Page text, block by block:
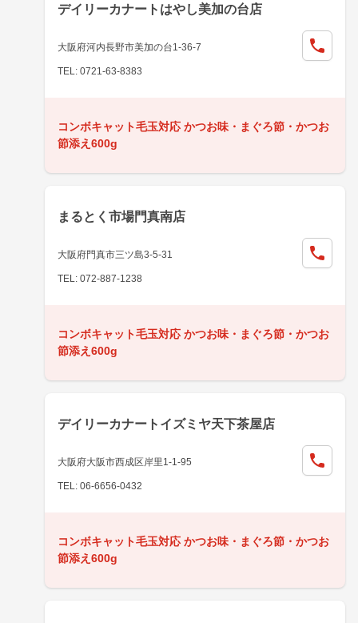
デイリーカナートはやし美加の台店
大阪府河内長野市美加の台1-36-7
TEL: 0721-63-8383
コンボキャット毛玉対応 かつお味・まぐろ節・かつお
節添え600g
まるとく市場門真南店
大阪府門真市三ツ島3-5-31
TEL: 072-887-1238
コンボキャット毛玉対応 かつお味・まぐろ節・かつお
節添え600g
デイリーカナートイズミヤ天下茶屋店
大阪府大阪市西成区岸里1-1-95
TEL: 06-6656-0432
コンボキャット毛玉対応 かつお味・まぐろ節・かつお
節添え600g